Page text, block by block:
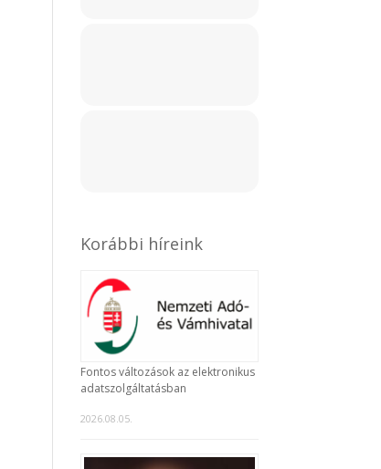
Korábbi híreink
Fontos változások az elektronikus
adatszolgáltatásban
2026.08.05.